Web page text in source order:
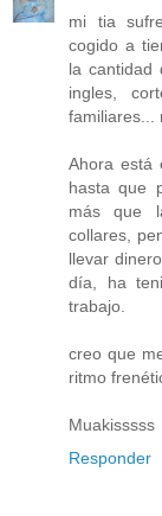
mi tia
cogido a
la cantidad
ingles,
familiares...
Ahora está
hasta que
más que
collares,
llevar
día, ha
trabajo.
creo que
ritmo
Muakisssss
Responder